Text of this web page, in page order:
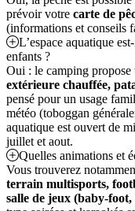
prévoir votre carte de
(informations et conseils
L’espace aquatique
enfants ?
Oui : le camping propose
extérieure chauffée,
pensé pour un usage
météo (toboggan
aquatique est ouvert de
juillet et aout.
Quelles animations et
Vous trouverez
terrain multisports,
salle de jeux (baby-